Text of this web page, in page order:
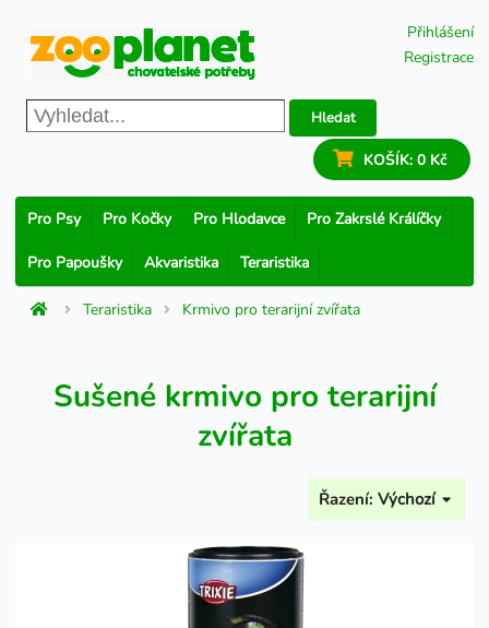
Přihlášení
Registrace
Hledat
KOŠÍK: 0 Kč
Pro Psy Pro Kočky Pro Hlodavce Pro Zakrslé Králíčky
Pro Papoušky Akvaristika Teraristika
Teraristika Krmivo pro terarijní zvířata
Sušené krmivo pro terarijní
zvířata
Řazení: Výchozí